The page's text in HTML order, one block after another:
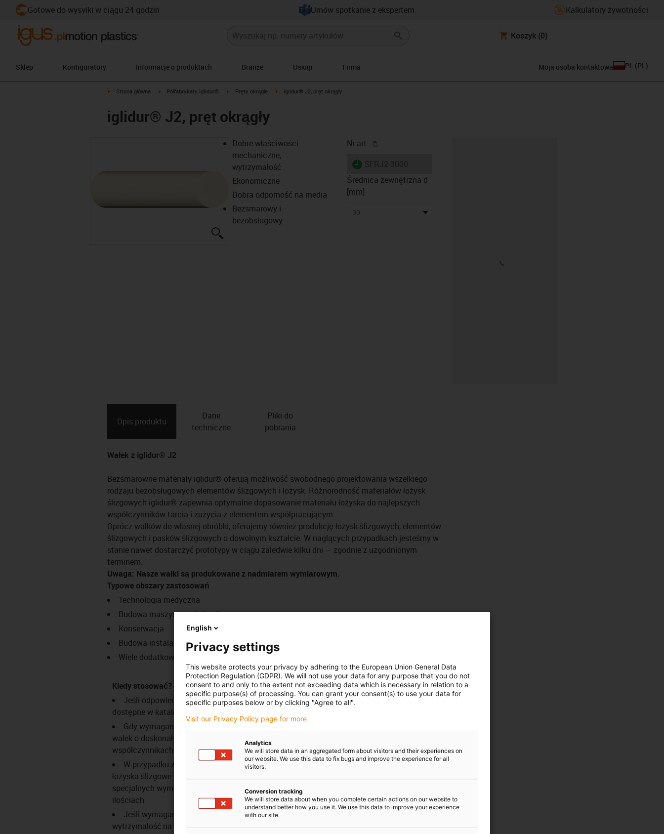
Gotowe do wysyłki w ciągu 24 godzin Umów spotkanie z ekspertem Kalkulatory żywotności
Koszyk (0)
Sklep Konfiguratory Informacje o produktach Branże Usługi Firma Moja osoba kontaktowa PL (PL )
igus-icon-arrow-right
Strona główna igus-icon-arrow-right
Półfabrykaty iglidur® igus-icon-arrow-right
Pręty okrągłe igus-icon-arrow-right
iglidur® J2, pręt okrągły
iglidur® J2, pręt okrągły
Dobre właściwości
mechaniczne,
wytrzymałość
Ekonomiczne
Dobra odporność na media
Bezsmarowy i
bezobsługowy
Nr art.
igus-icon-lieferzeit
Średnica zewnętrzna d
[mm]
30
Opis ­produktu
Dane
techniczne
Pliki do
pobrania
Wałek z iglidur® J2
Bezsmarowne materiały iglidur® oferują możliwość swobodnego projektowania wszelkiego
rodzaju bezobsługowych elementów ślizgowych i łożysk. Różnorodność materiałów łożysk
ślizgowych iglidur® zapewnia optymalne dopasowanie materiału łożyska do najlepszych
współczynników tarcia i zużycia z elementem współpracującym.
Oprócz wałków do własnej obróbki, oferujemy również produkcję łożysk ślizgowych, elementów
ślizgowych i pasków ślizgowych o dowolnym kształcie. W naglących przypadkach jesteśmy w
stanie nawet dostarczyć prototypy w ciągu zaledwie kilku dni — zgodnie z uzgodnionym
terminem.
Uwaga: Nasze wałki są produkowane z nadmiarem wymiarowym.
Typowe obszary zastosowań
Technologia medyczna
Budowa maszyn specjalnych
Konserwacja
Budowa instalacji przemysłowych
Wiele dodatkowych obszarów zastosowań można znaleźć na naszej [Link id="9"]
Kiedy stosować?
Jeśli odpowiednie wymiary nie są
dostępne w katalogu iglidur®
Gdy wymagany jest polimerowy
wałek o doskonałych
współczynnikach zużycia i tarcia
W przypadku zapotrzebowania na
łożyska ślizgowe iglidur® o
specjalnych wymiarach w małych
ilościach
Jeśli wymagana jest wysoka
wytrzymałość na ściskanie
Kiedy nie stosować?
Jeśli dostępne jest odpowiednie standardowe
Gdy wymagane jest łożysko ślizgowe iglidur® o
specjalnych wymiarach w dużych ilościach
zastosowania wystarczą wałki bez właściwości
trybologicznych.
Aby znaleźć odpowiedni produkt prosimy
English
Privacy settings
This website protects your privacy by adhering to the European Union General Data
Protection Regulation (GDPR). We will not use your data for any purpose that you do not
consent to and only to the extent not exceeding data which is necessary in relation to a
specific purpose(s) of processing. You can grant your consent(s) to use your data for
specific purposes below or by clicking "Agree to all".
Visit our Privacy Policy page for more
Analytics
We will store data in an aggregated form about visitors and their experiences on
our website. We use this data to fix bugs and improve the experience for all
visitors.
Conversion tracking
We will store data about when you complete certain actions on our website to
understand better how you use it. We use this data to improve your experience
with our site.